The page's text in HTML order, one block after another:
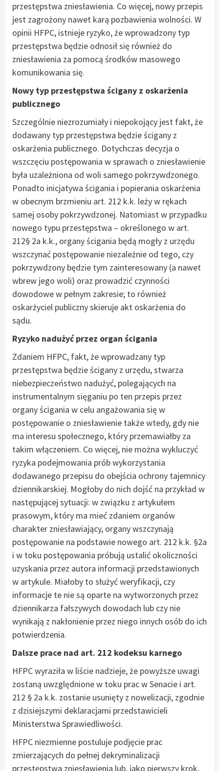
przestępstwa zniesławienia. Co więcej, nowy przepis
jest zagrożony nawet karą pozbawienia wolności. W
opinii HFPC, istnieje ryzyko, że wprowadzony typ
przestępstwa będzie odnosił się również do
zniesławienia za pomocą środków masowego
komunikowania się.
Nowy typ przestępstwa ścigany z oskarżenia
publicznego
Szczególnie niezrozumiały i niepokojący jest fakt, że
dodawany typ przestępstwa będzie ścigany z
oskarżenia publicznego. Dotychczas decyzja o
wszczęciu postępowania w sprawach o zniesławienie
była uzależniona od woli samego pokrzywdzonego.
Ponadto inicjatywa ścigania i popierania oskarżenia
w obecnym brzmieniu art. 212 k.k. leży w rękach
samej osoby pokrzywdzonej. Natomiast w przypadku
nowego typu przestępstwa – określonego w art.
212§ 2a k.k., organy ścigania będą mogły z urzędu
wszczynać postępowanie niezależnie od tego, czy
pokrzywdzony będzie tym zainteresowany (a nawet
wbrew jego woli) oraz prowadzić czynności
dowodowe w pełnym zakresie; to również
oskarżyciel publiczny skieruje akt oskarżenia do
sądu.
Ryzyko nadużyć przez organ ścigania
Zdaniem HFPC, fakt, że wprowadzany typ
przestępstwa będzie ścigany z urzędu, stwarza
niebezpieczeństwo nadużyć, polegających na
instrumentalnym sięganiu po ten przepis przez
organy ścigania w celu angażowania się w
postępowanie o zniesławienie także wtedy, gdy nie
ma interesu społecznego, który przemawiałby za
takim włączeniem. Co więcej, nie można wykluczyć
ryzyka podejmowania prób wykorzystania
dodawanego przepisu do obejścia ochrony tajemnicy
dziennikarskiej. Mogłoby do nich dojść na przykład w
następującej sytuacji: w związku z artykułem
prasowym, który ma mieć zdaniem organów
charakter zniesławiający, organy wszczynają
postępowanie na podstawie nowego art. 212 k.k. §2a
i w toku postępowania próbują ustalić okoliczności
uzyskania przez autora informacji przedstawionych
w artykule. Miałoby to służyć weryfikacji, czy
informacje te nie są oparte na wytworzonych przez
dziennikarza fałszywych dowodach lub czy nie
wynikają z nakłonienie przez niego innych osób do ich
potwierdzenia.
Dalsze prace nad art. 212 kodeksu karnego
HFPC wyraziła w liście nadzieje, że powyższe uwagi
zostaną uwzględnione w toku prac w Senacie i art.
212 § 2a k.k. zostanie usunięty z nowelizacji, zgodnie
z dzisiejszymi deklaracjami przedstawicieli
Ministerstwa Sprawiedliwości.
HFPC niezmienne postuluje podjęcie prac
zmierzających do pełnej dekryminalizacji
przestępstwa zniesławienia lub, jako pierwszy krok,